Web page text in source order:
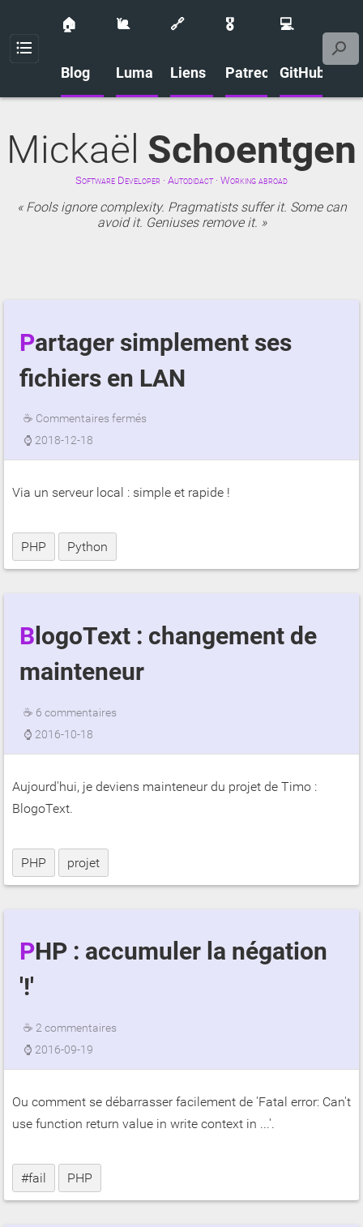
Menu
🏠
Blog
🐌
Luma
🔗
Liens
🎖️
Patreon
💻
GitHub
Mickaël Schoentgen
Software Developer · Autodidact · Working abroad
Fools ignore complexity. Pragmatists suffer it. Some can
avoid it. Geniuses remove it.
Partager simplement ses
fichiers en LAN
☕ Commentaires fermés
⌚ 2018-12-18
Via un serveur local : simple et rapide !
PHP Python
BlogoText : changement de
mainteneur
☕ 6 commentaires
⌚ 2016-10-18
Aujourd'hui, je deviens mainteneur du projet de Timo :
BlogoText.
PHP projet
PHP : accumuler la négation
'!'
☕ 2 commentaires
⌚ 2016-09-19
Ou comment se débarrasser facilement de 'Fatal error: Can't
use function return value in write context in ...'.
#fail PHP